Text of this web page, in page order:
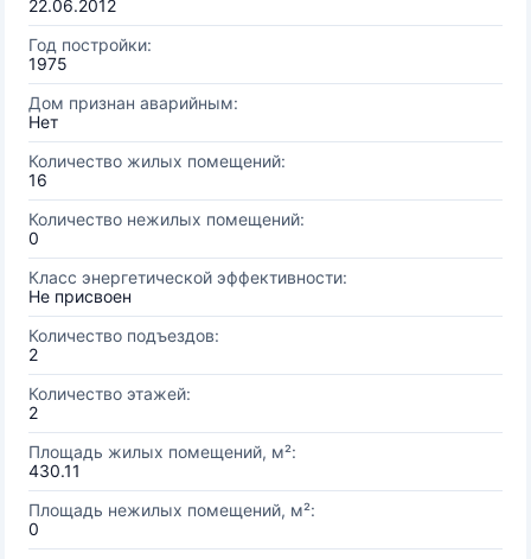
22.06.2012
Год постройки:
1975
Дом признан аварийным:
Нет
Количество жилых помещений:
16
Количество нежилых помещений:
0
Класс энергетической эффективности:
Не присвоен
Количество подъездов:
2
Количество этажей:
2
Площадь жилых помещений, м²:
430.11
Площадь нежилых помещений, м²:
0